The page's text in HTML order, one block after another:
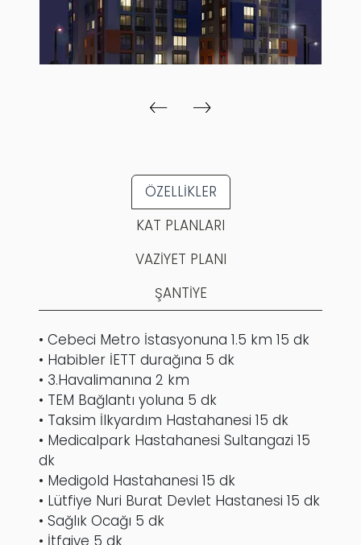
ÖncekiSonraki
ÖZELLİKLER
KAT PLANLARI
VAZİYET PLANI
ŞANTİYE
• Cebeci Metro İstasyonuna 1.5 km 15 dk
• Habibler İETT durağına 5 dk
• 3.Havalimanına 2 km
• TEM Bağlantı yoluna 5 dk
• Taksim İlkyardım Hastahanesi 15 dk
• Medicalpark Hastahanesi Sultangazi 15
dk
• Medigold Hastahanesi 15 dk
• Lütfiye Nuri Burat Devlet Hastanesi 15 dk
• Sağlık Ocağı 5 dk
• İtfaiye 5 dk